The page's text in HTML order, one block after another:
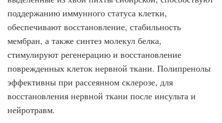
поддержанию иммунного статуса клетки,
обеспечивают восстановление, стабильность
мембран, а также синтез молекул белка,
стимулируют регенерацию и восстановление
поврежденных клеток нервной ткани. Полипренолы
эффективны при рассеянном склерозе, для
восстановления нервной ткани после инсульта и
нейротравм.